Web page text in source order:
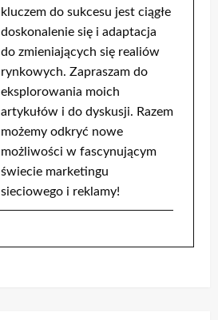
kluczem do sukcesu jest ciągłe
doskonalenie się i adaptacja
do zmieniających się realiów
rynkowych. Zapraszam do
eksplorowania moich
artykułów i do dyskusji. Razem
możemy odkryć nowe
możliwości w fascynującym
świecie marketingu
sieciowego i reklamy!